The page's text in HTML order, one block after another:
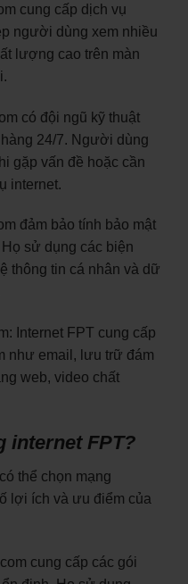
cung cấp dịch vụ
người dùng xem nhiều
lượng cao trên màn
có đội ngũ kỹ thuật
24/7. Người dùng
gặp vấn đề hoặc cần
internet.
đảm bảo tính bảo mật
sử dụng các biện
thông tin cá nhân và dữ
Internet FPT cung cấp
như email, lưu trữ đám
web, video chất
internet FPT?
thể chọn mạng
lợi ích và ưu điểm của
cung cấp các gói